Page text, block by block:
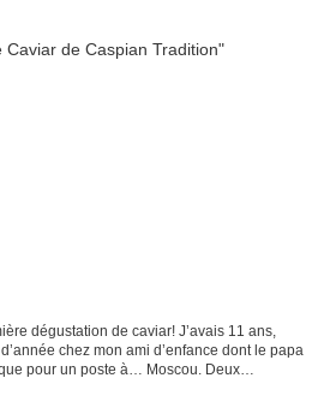
dégustation de caviar! J’avais 11 ans,
chez mon ami d’enfance dont le papa
pour un poste à… Moscou. Deux